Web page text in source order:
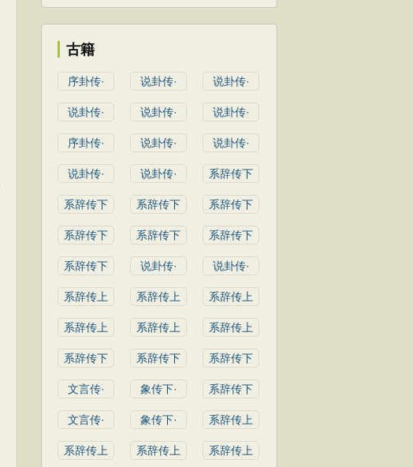
古籍
序卦传· 说卦传· 说卦传·
说卦传· 说卦传· 说卦传·
序卦传· 说卦传· 说卦传·
说卦传· 说卦传· 系辞传下
系辞传下 系辞传下 系辞传下
系辞传下 系辞传下 系辞传下
系辞传下 说卦传· 说卦传·
系辞传上 系辞传上 系辞传上
系辞传上 系辞传上 系辞传上
系辞传下 系辞传下 系辞传下
文言传· 象传下· 系辞传下
文言传· 象传下· 系辞传上
系辞传上 系辞传上 系辞传上